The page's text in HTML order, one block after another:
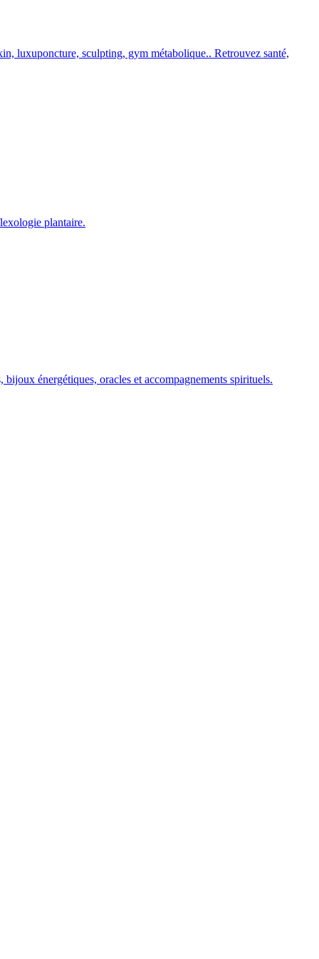
luxuponcture, sculpting, gym métabolique.. Retrouvez santé,
plantaire.
énergétiques, oracles et accompagnements spirituels.